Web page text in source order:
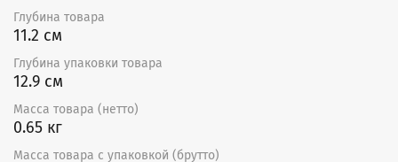
Современный дизайн
Малый расход энергии
вентиляционной шахты, в подвесном потолке)
Легкая очистка от пыли
Монтаж
Установка вентилятора и его демонтаж не занимают
Глубина товара
11.2 см
Глубина упаковки товара
12.9 см
Масса товара (нетто)
0.65 кг
Масса товара с упаковкой (брутто)